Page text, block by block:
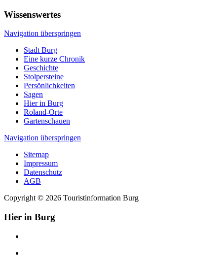
Wissenswertes
Navigation überspringen
Stadt Burg
Eine kurze Chronik
Geschichte
Stolpersteine
Persönlichkeiten
Sagen
Hier in Burg
Roland-Orte
Gartenschauen
Navigation überspringen
Sitemap
Impressum
Datenschutz
AGB
Copyright © 2026 Touristinformation Burg
Hier in Burg